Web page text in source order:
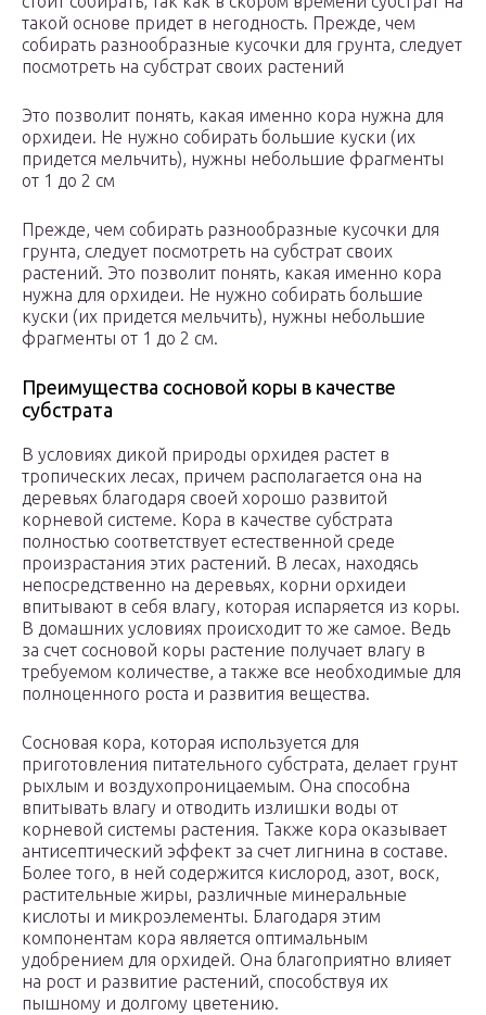
такой основе придет в негодность. Прежде, чем
собирать разнообразные кусочки для грунта, следует
посмотреть на субстрат своих растений
Это позволит понять, какая именно кора нужна для
орхидеи. Не нужно собирать большие куски (их
придется мельчить), нужны небольшие фрагменты
от 1 до 2 см
Прежде, чем собирать разнообразные кусочки для
грунта, следует посмотреть на субстрат своих
растений. Это позволит понять, какая именно кора
нужна для орхидеи. Не нужно собирать большие
куски (их придется мельчить), нужны небольшие
фрагменты от 1 до 2 см.
Преимущества сосновой коры в качестве
субстрата
В условиях дикой природы орхидея растет в
тропических лесах, причем располагается она на
деревьях благодаря своей хорошо развитой
корневой системе. Кора в качестве субстрата
полностью соответствует естественной среде
произрастания этих растений. В лесах, находясь
непосредственно на деревьях, корни орхидеи
впитывают в себя влагу, которая испаряется из коры.
В домашних условиях происходит то же самое. Ведь
за счет сосновой коры растение получает влагу в
требуемом количестве, а также все необходимые для
полноценного роста и развития вещества.
Сосновая кора, которая используется для
приготовления питательного субстрата, делает грунт
рыхлым и воздухопроницаемым. Она способна
впитывать влагу и отводить излишки воды от
корневой системы растения. Также кора оказывает
антисептический эффект за счет лигнина в составе.
Более того, в ней содержится кислород, азот, воск,
растительные жиры, различные минеральные
кислоты и микроэлементы. Благодаря этим
компонентам кора является оптимальным
удобрением для орхидей. Она благоприятно влияет
на рост и развитие растений, способствуя их
пышному и долгому цветению.